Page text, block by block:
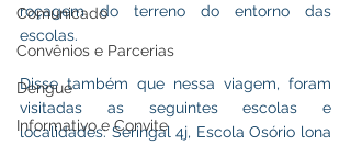
Comunicado
Convênios e Parcerias
Dengue
Informativo e Convite
roçagem do terreno do entorno das
escolas.
Disse também que nessa viagem, foram
visitadas as seguintes escolas e
localidades: Seringal 4j, Escola Osório lona